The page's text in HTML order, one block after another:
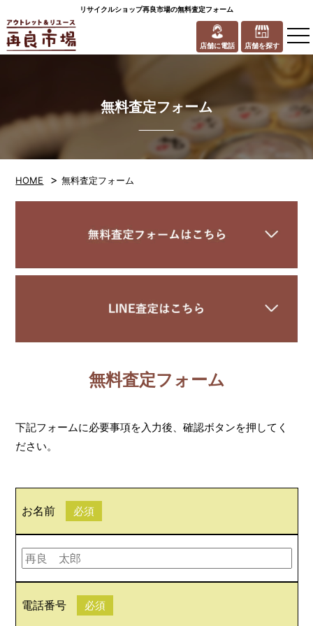
リサイクルショップ再良市場の無料査定フォーム
店舗に電話 店舗を探す
無料査定フォーム
HOME >無料査定フォーム
無料査定フォーム
下記フォームに必要事項を入力後、確認ボタンを押してく
ださい。
お名前 必須
電話番号 必須